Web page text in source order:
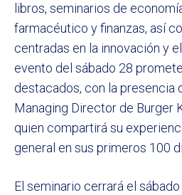
libros, seminarios de
farmacéutico y finanzas, así
centradas en la innovación y
evento del sábado 28
destacados, con la presencia
Managing Director de Burger
quien compartirá su
general en sus primeros 100
El seminario cerrará el